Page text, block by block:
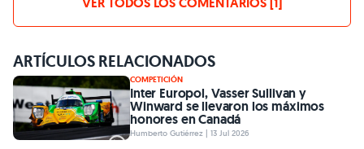
ARTÍCULOS RELACIONADOS
COMPETICIÓN
Inter Europol, Vasser Sullivan y
Winward se llevaron los máximos
honores en Canadá
Humberto Gutiérrez | 13 Jul 2026